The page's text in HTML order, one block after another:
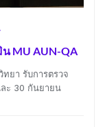
MU AUN-QA
ยา รับการตรวจ
ะ 30 กันยายน